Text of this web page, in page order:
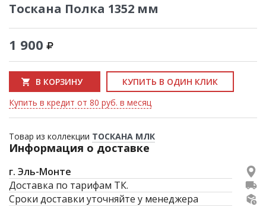
Тоскана Полка 1352 мм
1 900
В КОРЗИНУ
КУПИТЬ В ОДИН КЛИК
Купить в кредит от 80 руб. в месяц
Товар из коллекции ТОСКАНА МЛК
Информация о доставке
г. Эль-Монте
Доставка по тарифам ТК.
Сроки доставки уточняйте у менеджера